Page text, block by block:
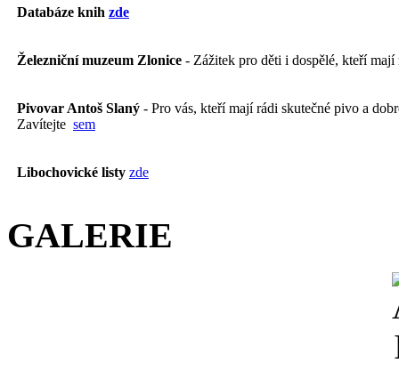
Databáze knih zde
Železniční muzeum Zlonice - Zážitek pro děti i dospělé, kteří
Pivovar Antoš Slaný - Pro vás, kteří mají rádi skutečné pivo a
Zavítejte sem
Libochovické listy zde
GALERIE